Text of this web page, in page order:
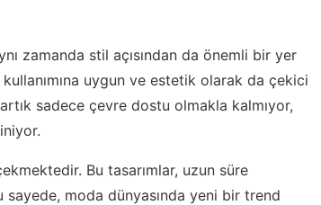
zamanda stil açısından da önemli bir yer
uygun ve estetik olarak da çekici
sadece çevre dostu olmakla kalmıyor,
Bu tasarımlar, uzun süre
sayede, moda dünyasında yeni bir trend